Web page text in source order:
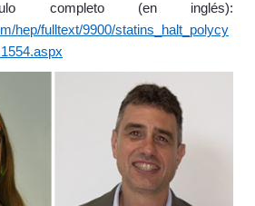
completo (en inglés):
hep/fulltext/9900/statins_halt_polycy